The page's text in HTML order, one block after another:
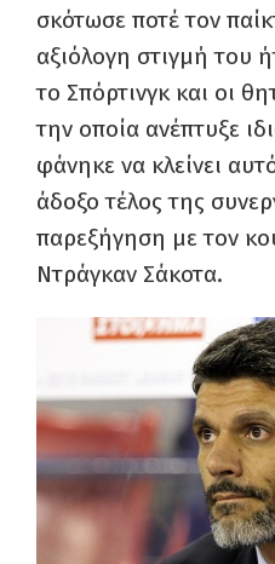
σκότωσε ποτέ τον
αξιόλογη στιγμή του
το Σπόρτινγκ και οι
την οποία ανέπτυξε
φάνηκε να κλείνει
άδοξο τέλος της
παρεξήγηση με τον
Ντράγκαν Σάκοτα.